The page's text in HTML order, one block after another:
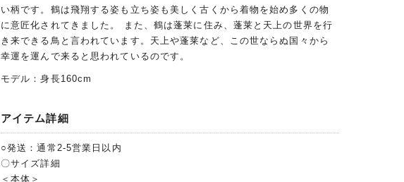
い柄です。鶴は飛翔する姿も立ち姿も美しく古くから着物を始め多くの物
に意匠化されてきました。 また、鶴は蓬莱に住み、蓬莱と天上の世界を行
き来できる鳥と言われています。天上や蓬莱など、この世ならぬ国々から
幸運を運んで来ると思われているのです。
モデル：身長160cm
アイテム詳細
○発送：通常2-5営業日以内
〇サイズ詳細
＜本体＞